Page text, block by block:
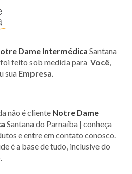
Dame Intermédica Santana
feito sob medida para Você,
sua Empresa.
não é cliente Notre Dame
Santana do Parnaíba | conheça
e entre em contato conosco.
é a base de tudo, inclusive do